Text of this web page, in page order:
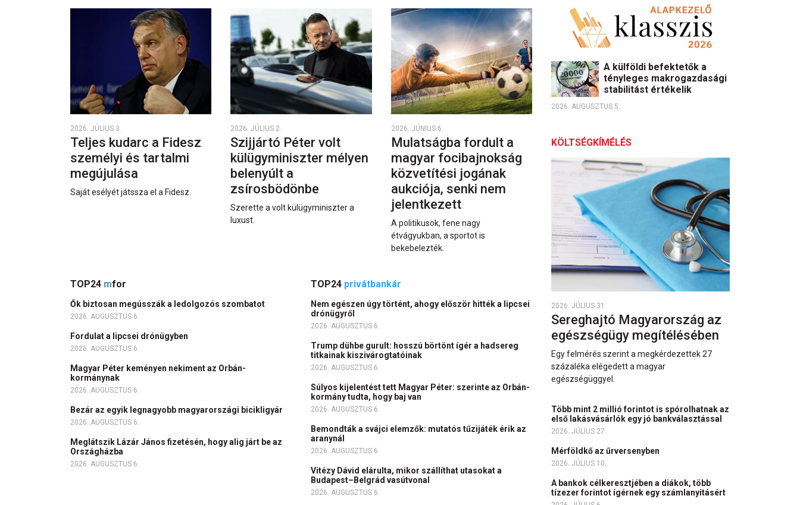
2026. JÚLIUS 3.
Teljes kudarc a Fidesz
személyi és tartalmi
megújulása
Saját esélyét játssza el a Fidesz.
2026. JÚLIUS 2.
Szijjártó Péter volt
külügyminiszter mélyen
belenyúlt a
zsírosbödönbe
Szerette a volt külügyminiszter a
luxust.
2026. JÚNIUS 6.
Mulatságba fordult a
magyar focibajnokság
közvetítési jogának
aukciója, senki nem
jelentkezett
A politikusok, fene nagy
étvágyukban, a sportot is
bekebelezték.
TOP24 mfor
Ők biztosan megússzák a ledolgozós szombatot
2026. AUGUSZTUS 6.
Fordulat a lipcsei drónügyben
2026. AUGUSZTUS 6.
Magyar Péter keményen nekiment az Orbán-
kormánynak
2026. AUGUSZTUS 6.
Bezár az egyik legnagyobb magyarországi bicikligyár
2026. AUGUSZTUS 6.
Meglátszik Lázár János fizetésén, hogy alig járt be az
Országházba
2026. AUGUSZTUS 6.
TOP24 privátbankár
Nem egészen úgy történt, ahogy először hitték a lipcsei
drónügyről
2026. AUGUSZTUS 6.
Trump dühbe gurult: hosszú börtönt ígér a hadsereg
titkainak kiszivárogtatóinak
2026. AUGUSZTUS 6.
Súlyos kijelentést tett Magyar Péter: szerinte az Orbán-
kormány tudta, hogy baj van
2026. AUGUSZTUS 6.
Bemondták a svájci elemzők: mutatós tűzijáték érik az
aranynál
2026. AUGUSZTUS 6.
Vitézy Dávid elárulta, mikor szállíthat utasokat a
Budapest–Belgrád vasútvonal
2026. AUGUSZTUS 6.
A külföldi befektetők a
tényleges makrogazdasági
stabilitást értékelik
2026. AUGUSZTUS 5.
KÖLTSÉGKÍMÉLÉS
2026. JÚLIUS 31.
Sereghajtó Magyarország az
egészségügy megítélésében
Egy felmérés szerint a megkérdezettek 27
százaléka elégedett a magyar
egészségüggyel.
Több mint 2 millió forintot is spórolhatnak az
első lakásvásárlók egy jó bankválasztással
2026. JÚLIUS 27.
Mérföldkő az űrversenyben
2026. JÚLIUS 10.
A bankok célkeresztjében a diákok, több
tízezer forintot ígérnek egy számlanyitásért